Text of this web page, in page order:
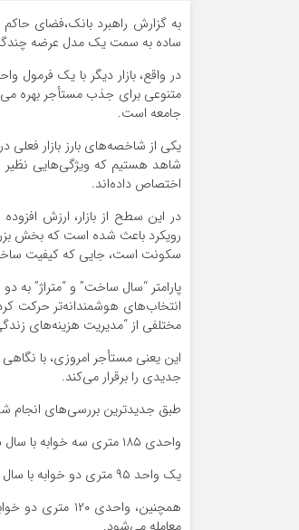
به گزارش راهبرد بانک،فضای
ساده به سمت یک مدل عرضه
در واقع، بازار دیگر با یک فرمول
متنوعی برای جذب مستأجر بهره
جامعه است.
یکی از شاخصه‌های بارز بازار
شاهد هستیم که ویژگی‌هایی
اختصاص داده‌اند.
در این سطح از بازار، ارزش
رویکرد باعث شده است که بخش
سکونت است، جایی که کیفیت
پارامتر “سال ساخت” و “متراژ”
انتخاب‌های هوشمندانه‌تر حرکت
مختلفی از “مدیریت هزینه‌های
این یعنی مستأجر امروزی، با
جدیدی را برقرار می‌کند.
طبق جدیدترین بررسی‌های انجام
واحدی ۱۸۵ متری سه خوابه با سال ساخت ۱۴۰۱، با ودیعه ۱ میلیارد تومان و اجاره ماهیانه ۳۶ میلیون تومان فایل شده است.
یک واحد ۹۵ متری دو خوابه با سال ساخت ۱۳۹۵، با ودیعه ۷۰۰ میلیون تومان و اجاره ماهیانه ۱۵ میلیون تومان عرضه می‌شود.